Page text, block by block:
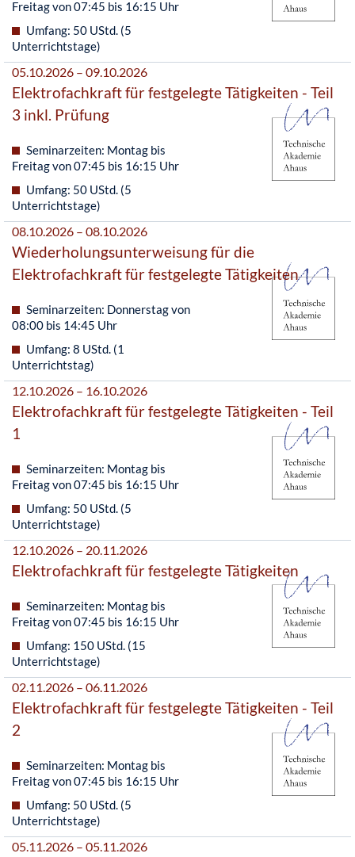
Freitag von 07:45 bis 16:15 Uhr
Umfang: 50 UStd. (5
Unterrichtstage)
05.10.2026 – 09.10.2026
Elektrofachkraft für festgelegte Tätigkeiten - Teil
3 inkl. Prüfung
Seminarzeiten: Montag bis
Freitag von 07:45 bis 16:15 Uhr
Umfang: 50 UStd. (5
Unterrichtstage)
08.10.2026 – 08.10.2026
Wiederholungsunterweisung für die
Elektrofachkraft für festgelegte Tätigkeiten
Seminarzeiten: Donnerstag von
08:00 bis 14:45 Uhr
Umfang: 8 UStd. (1
Unterrichtstag)
12.10.2026 – 16.10.2026
Elektrofachkraft für festgelegte Tätigkeiten - Teil
1
Seminarzeiten: Montag bis
Freitag von 07:45 bis 16:15 Uhr
Umfang: 50 UStd. (5
Unterrichtstage)
12.10.2026 – 20.11.2026
Elektrofachkraft für festgelegte Tätigkeiten
Seminarzeiten: Montag bis
Freitag von 07:45 bis 16:15 Uhr
Umfang: 150 UStd. (15
Unterrichtstage)
02.11.2026 – 06.11.2026
Elektrofachkraft für festgelegte Tätigkeiten - Teil
2
Seminarzeiten: Montag bis
Freitag von 07:45 bis 16:15 Uhr
Umfang: 50 UStd. (5
Unterrichtstage)
05.11.2026 – 05.11.2026